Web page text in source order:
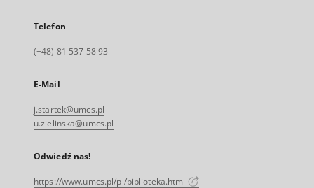
Telefon
(+48) 81 537 58 93
E-Mail
j.startek@umcs.pl
u.zielinska@umcs.pl
Odwiedź nas!
https://www.umcs.pl/pl/biblioteka.htm